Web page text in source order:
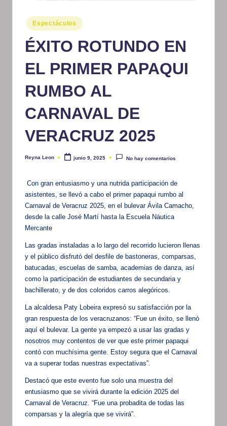
m
at
iv
Publicado
en
Espectáculos
ÉXITO ROTUNDO EN
EL PRIMER PAPAQUI
RUMBO AL
CARNAVAL DE
VERACRUZ 2025
Publicado
Reyna Leon junio 9, 2025 No hay comentarios
Con gran entusiasmo y una nutrida participación de
asistentes, se llevó a cabo el primer papaqui rumbo al
Carnaval de Veracruz 2025, en el bulevar Ávila Camacho,
desde la calle José Martí hasta la Escuela Náutica
Mercante
Las gradas instaladas a lo largo del recorrido lucieron llenas
y el público disfrutó del desfile de bastoneras, comparsas,
batucadas, escuelas de samba, academias de danza, así
como la participación de estudiantes de secundaria y
bachillerato, y de dos coloridos carros alegóricos.
La alcaldesa Paty Lobeira expresó su satisfacción por la
gran respuesta de los veracruzanos: “Fue un éxito, se llenó
aquí el bulevar. La gente ya empezó a usar las gradas y
nosotros muy contentos de ver que este primer papaqui
contó con muchísima gente. Estoy segura que el Carnaval
va a superar todas nuestras expectativas”.
Destacó que este evento fue solo una muestra del
entusiasmo que se vivirá durante la edición 2025 del
Carnaval de Veracruz. “Fue una probadita de todas las
comparsas y la alegría que se vivirá”.